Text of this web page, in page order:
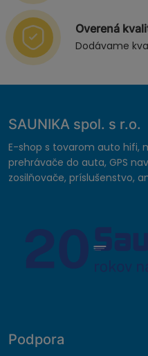
Overená
Dodávame
SAUNIKA spol. s r.o.
E-shop s tovarom auto hifi,
prehrávače do auta, GPS
zosilňovače, príslušenstvo,
Podpora